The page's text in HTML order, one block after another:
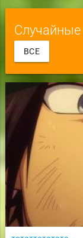
ВСЕ